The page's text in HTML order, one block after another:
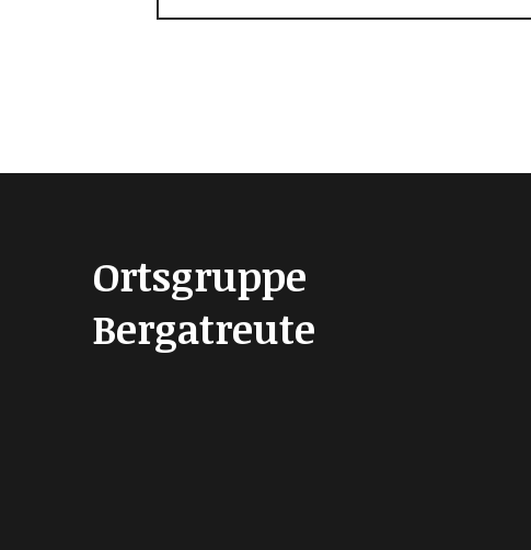
Ortsgruppe
Bergatreute